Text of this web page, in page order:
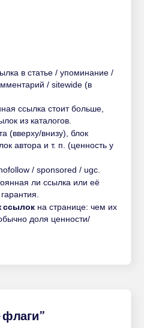
в статье / упоминание /
/ sitewide (в
ссылка стоит больше,
из каталогов.
(вверху/внизу), блок
автора и т. п. (ценность у
/ sponsored / ugc.
ли ссылка или её
ссылок на странице: чем их
доля ценности/
флаги”